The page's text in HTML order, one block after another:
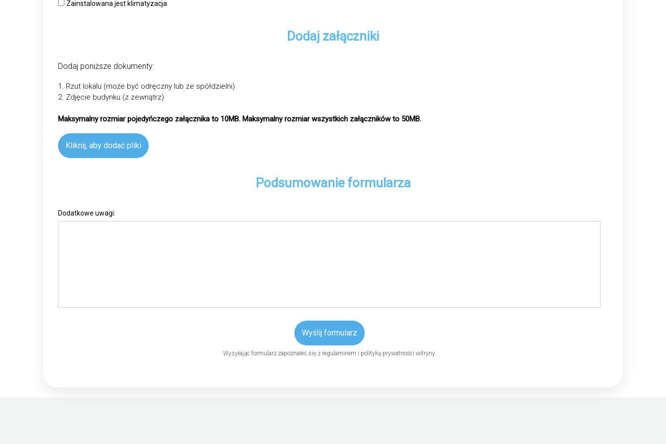
Zainstalowana jest klimatyzacja
Dodaj załączniki
Dodaj poniższe dokumenty:
1. Rzut lokalu (może być odręczny lub ze spółdzielni)
2. Zdjęcie budynku (z zewnątrz)
Maksymalny rozmiar pojedyńczego załącznika to 10MB. Maksymalny rozmiar wszystkich załączników to 50MB.
Kliknij, aby dodać pliki
Podsumowanie formularza
Dodatkowe uwagi:
Wyślij formularz
Wysyłając formularz zapoznałeś się z regulaminem i polityką prywatności witryny.